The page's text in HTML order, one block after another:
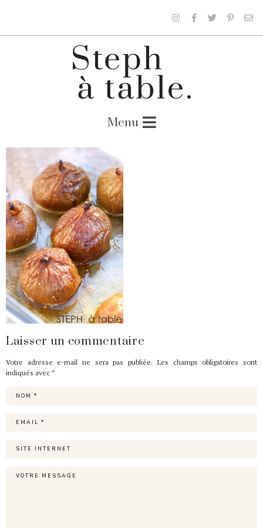
Laisser un commentaire
Votre adresse e-mail ne sera pas publiée. Les champs obligatoires sont
indiqués avec *